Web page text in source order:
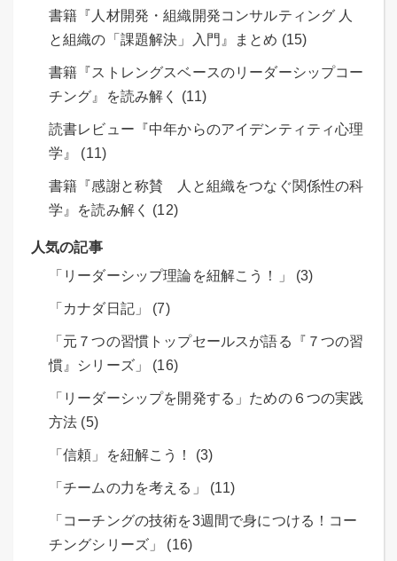
書籍『人材開発・組織開発コンサルティング 人
と組織の「課題解決」入門』まとめ (15)
書籍『ストレングスベースのリーダーシップコー
チング』を読み解く (11)
読書レビュー『中年からのアイデンティティ心理
学』 (11)
書籍『感謝と称賛 人と組織をつなぐ関係性の科
学』を読み解く (12)
人気の記事
「リーダーシップ理論を紐解こう！」 (3)
「カナダ日記」 (7)
「元７つの習慣トップセールスが語る『７つの習
慣』シリーズ」 (16)
「リーダーシップを開発する」ための６つの実践
方法 (5)
「信頼」を紐解こう！ (3)
「チームの力を考える」 (11)
「コーチングの技術を3週間で身につける！コー
チングシリーズ」 (16)